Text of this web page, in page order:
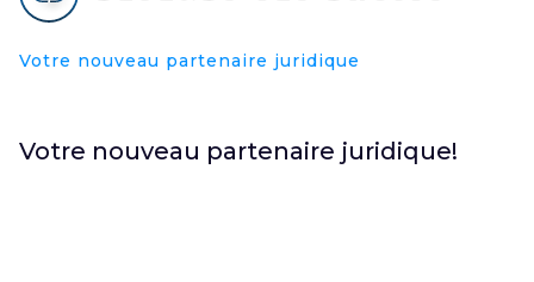
Votre nouveau partenaire juridique
Votre nouveau partenaire juridique!